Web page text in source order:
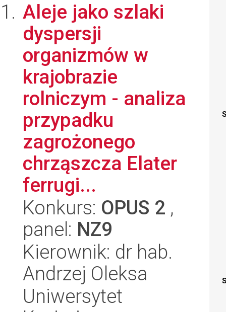
Aleje jako szlaki
dyspersji
organizmów w
krajobrazie
rolniczym - analiza
przypadku
zagrożonego
chrząszcza Elater
ferrugi...
Konkurs: OPUS 2 ,
panel: NZ9
Kierownik: dr hab.
Andrzej Oleksa
Uniwersytet